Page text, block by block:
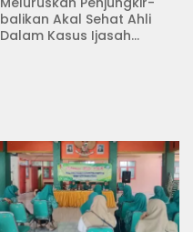
Surat Resmi, Modus Baru
Debt Collector di Jalan